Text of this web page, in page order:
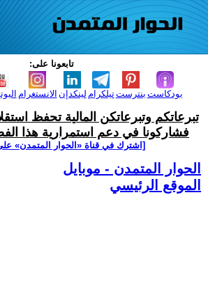
تابعونا على:
الانستغرام لينكدإن تيلكرامبنترست بودكاست
تبرعاتكم وتبرعاتكن المالية تحفظ
فشاركونا في دعم استمرارية هذا
[اشترك في قناة ‫«الحوار المتمدن»
الحوار المتمدن - موبايل
الموقع الرئيسي